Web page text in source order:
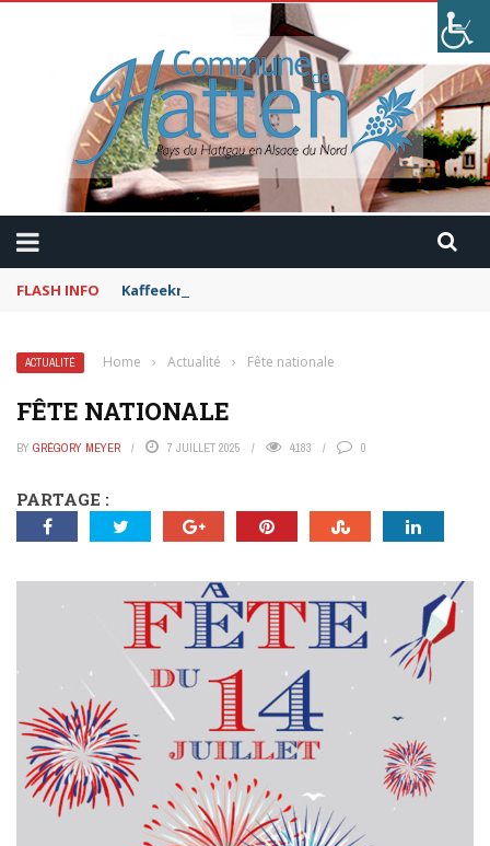
FLASH INFO Kaffeekranzel : Le Maroc en camping-car avec
ACTUALITÉ Home › Actualité › Fête nationale
FÊTE NATIONALE
BY GRÉGORY MEYER 7 JUILLET 2025 4183 0
PARTAGE :